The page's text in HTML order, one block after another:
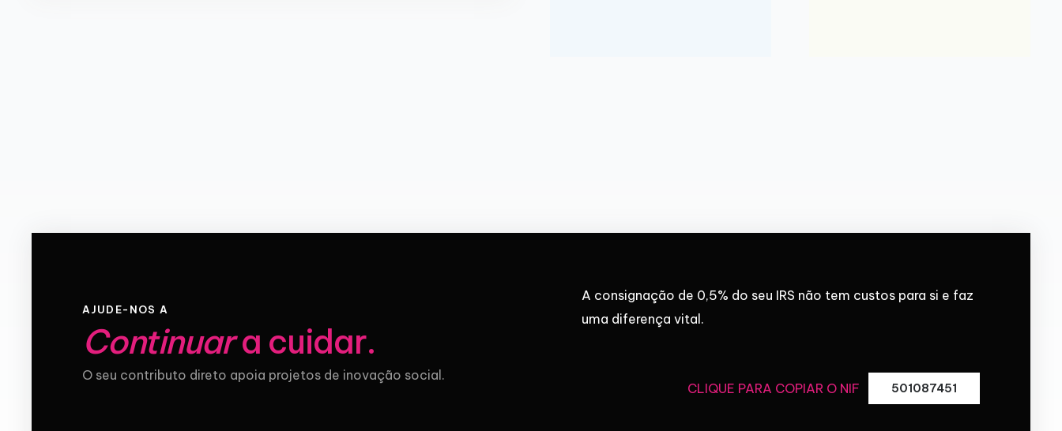
AJUDE-NOS A
Continuara cuidar.
O seu contributo direto apoia projetos de inovação social.
A consignação de 0,5% do seu IRS não tem custos para si e faz
uma diferença vital.
CLIQUE PARA COPIAR O NIF 501087451